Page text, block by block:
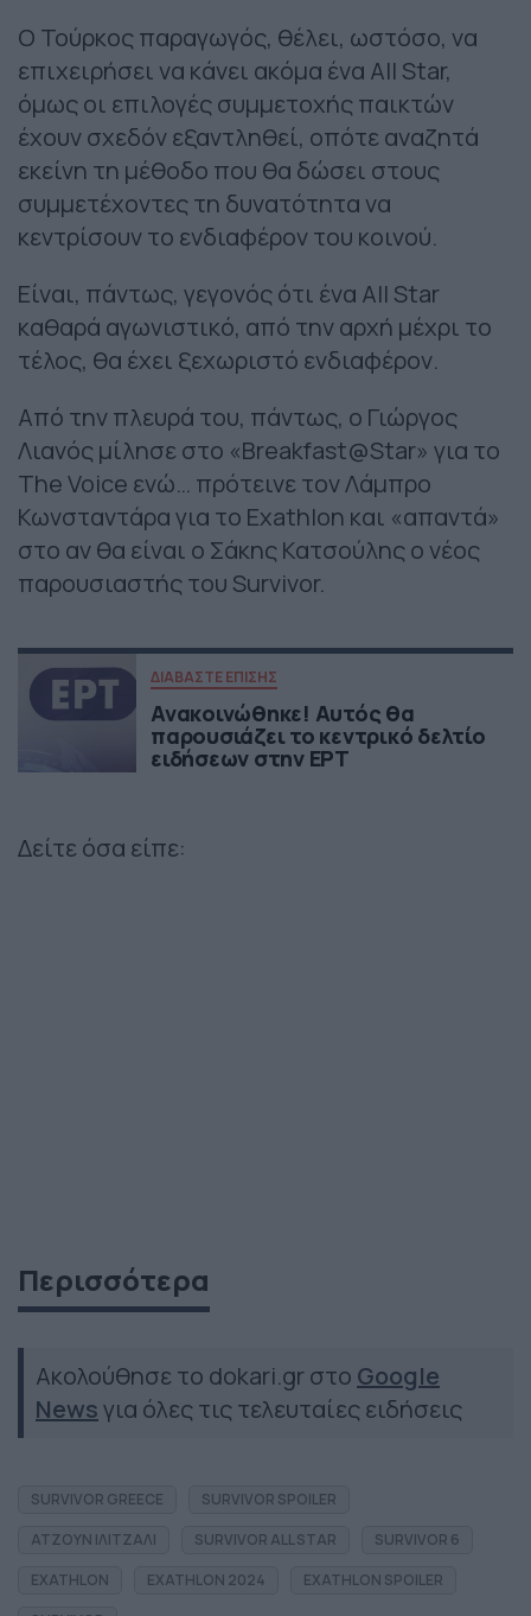
Ο Τούρκος παραγωγός, θέλει, ωστόσο, να
επιχειρήσει να κάνει ακόμα ένα All Star,
όμως οι επιλογές συμμετοχής παικτών
έχουν σχεδόν εξαντληθεί, οπότε αναζητά
εκείνη τη μέθοδο που θα δώσει στους
συμμετέχοντες τη δυνατότητα να
κεντρίσουν το ενδιαφέρον του κοινού.
Είναι, πάντως, γεγονός ότι ένα All Star
καθαρά αγωνιστικό, από την αρχή μέχρι το
τέλος, θα έχει ξεχωριστό ενδιαφέρον.
Από την πλευρά του, πάντως, ο Γιώργος
Λιανός μίλησε στο «Breakfast@Star» για το
The Voice ενώ… πρότεινε τον Λάμπρο
Κωνσταντάρα για το Exathlon και «απαντά»
στο αν θα είναι ο Σάκης Κατσούλης ο νέος
παρουσιαστής του Survivor.
ΔΙΑΒΑΣΤΕ ΕΠΙΣΗΣ
Ανακοινώθηκε! Αυτός θα
παρουσιάζει το κεντρικό δελτίο
ειδήσεων στην ΕΡΤ
Δείτε όσα είπε:
Περισσότερα
Ακολούθησε το dokari.gr στο Google
Newsγια όλες τις τελευταίες ειδήσεις
SURVIVOR GREECE
SURVIVOR SPOILER
ΑΤΖΟΥΝ ΙΛΙΤΖΑΛΙ
SURVIVOR ALL STAR
SURVIVOR 6
EXATHLON
EXATHLON 2024
EXATHLON SPOILER